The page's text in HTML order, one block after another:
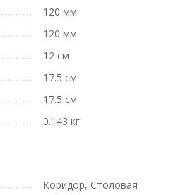
120 мм
120 мм
12 см
17.5 см
17.5 см
0.143 кг
Коридор, Столовая